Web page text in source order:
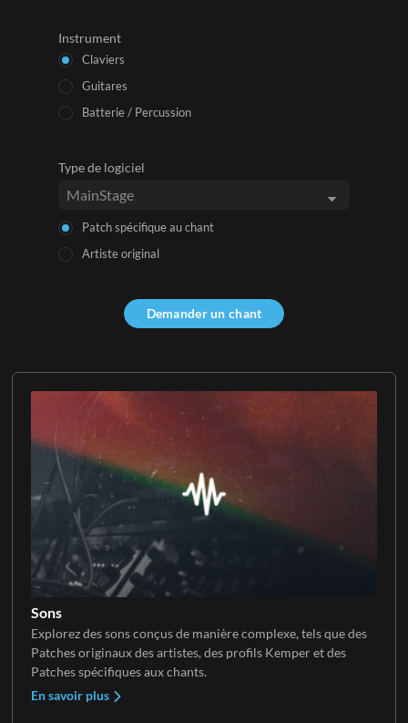
Sons
Explorez des sons conçus de manière complexe, tels que des
Patches originaux des artistes, des profils Kemper et des
Patches spécifiques aux chants.
En savoir plus
Instrument
Claviers
Guitares
Batterie / Percussion
Type de logiciel
Patch spécifique au chant
Artiste original
Demander un chant